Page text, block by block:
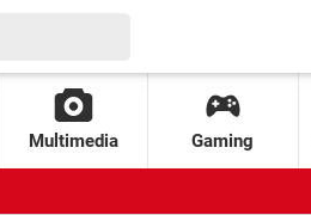
Multimedia Gaming